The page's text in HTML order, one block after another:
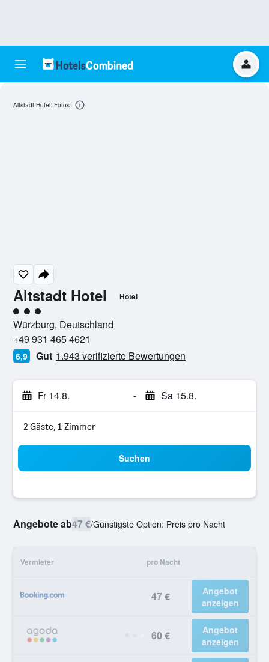
Altstadt Hotel Hotel
Bewertungskategorie 3
Würzburg, Deutschland
+49 931 465 4621
6,9 Gut 1.943 verifizierte Bewertungen
Fr 14.8. - Sa 15.8.
2 Gäste, 1 Zimmer
Suchen
Angebote ab47 €/Günstigste Option: Preis pro Nacht
Vermieter pro Nacht
47 €
Angebot
anzeigen
60 €
Angebot
anzeigen
Altstadt Hotel: Fotos